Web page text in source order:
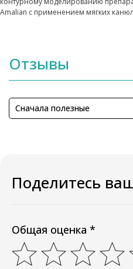
Amalian с применением мягких
Отзывы
Сначала полезные
Поделитесь
Общая оценка *